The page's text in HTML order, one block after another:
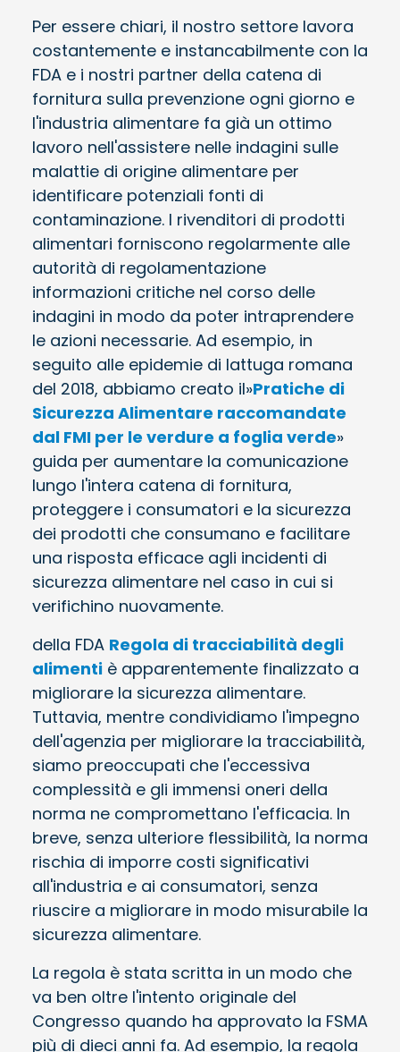
Per essere chiari, il nostro settore lavora
costantemente e instancabilmente con la
FDA e i nostri partner della catena di
fornitura sulla prevenzione ogni giorno e
l'industria alimentare fa già un ottimo
lavoro nell'assistere nelle indagini sulle
malattie di origine alimentare per
identificare potenziali fonti di
contaminazione. I rivenditori di prodotti
alimentari forniscono regolarmente alle
autorità di regolamentazione
informazioni critiche nel corso delle
indagini in modo da poter intraprendere
le azioni necessarie. Ad esempio, in
seguito alle epidemie di lattuga romana
del 2018, abbiamo creato il»Pratiche di
Sicurezza Alimentare raccomandate
dal FMI per le verdure a foglia verde»
guida per aumentare la comunicazione
lungo l'intera catena di fornitura,
proteggere i consumatori e la sicurezza
dei prodotti che consumano e facilitare
una risposta efficace agli incidenti di
sicurezza alimentare nel caso in cui si
verifichino nuovamente.
della FDA Regola di tracciabilità degli
alimenti è apparentemente finalizzato a
migliorare la sicurezza alimentare.
Tuttavia, mentre condividiamo l'impegno
dell'agenzia per migliorare la tracciabilità,
siamo preoccupati che l'eccessiva
complessità e gli immensi oneri della
norma ne compromettano l'efficacia. In
breve, senza ulteriore flessibilità, la norma
rischia di imporre costi significativi
all'industria e ai consumatori, senza
riuscire a migliorare in modo misurabile la
sicurezza alimentare.
La regola è stata scritta in un modo che
va ben oltre l'intento originale del
Congresso quando ha approvato la FSMA
più di dieci anni fa. Ad esempio, la regola